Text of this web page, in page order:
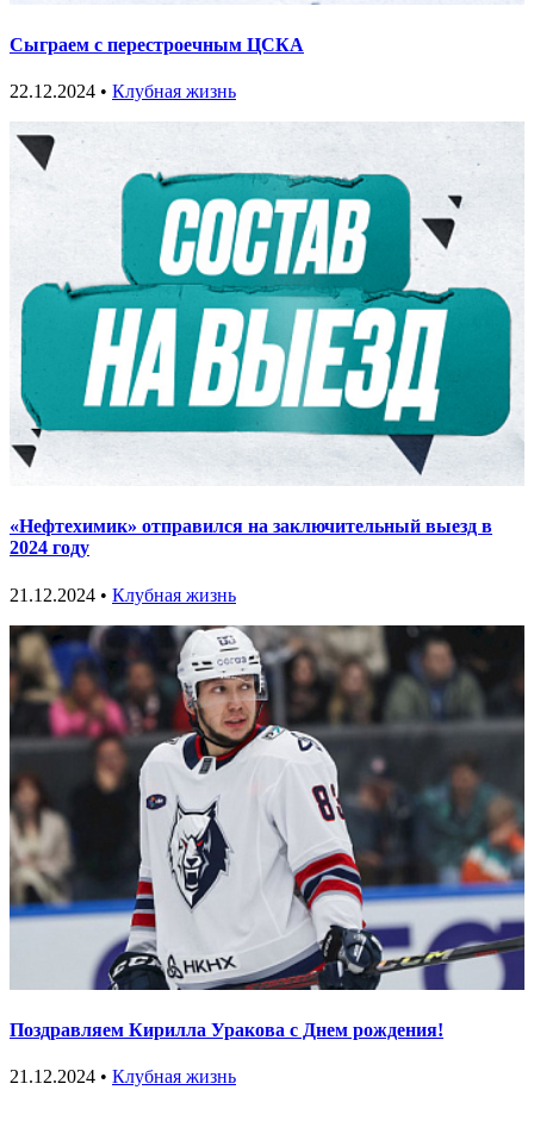
Сыграем с перестроечным ЦСКА
22.12.2024 • Клубная жизнь
«Нефтехимик» отправился на заключительный выезд в
2024 году
21.12.2024 • Клубная жизнь
Поздравляем Кирилла Уракова с Днем рождения!
21.12.2024 • Клубная жизнь